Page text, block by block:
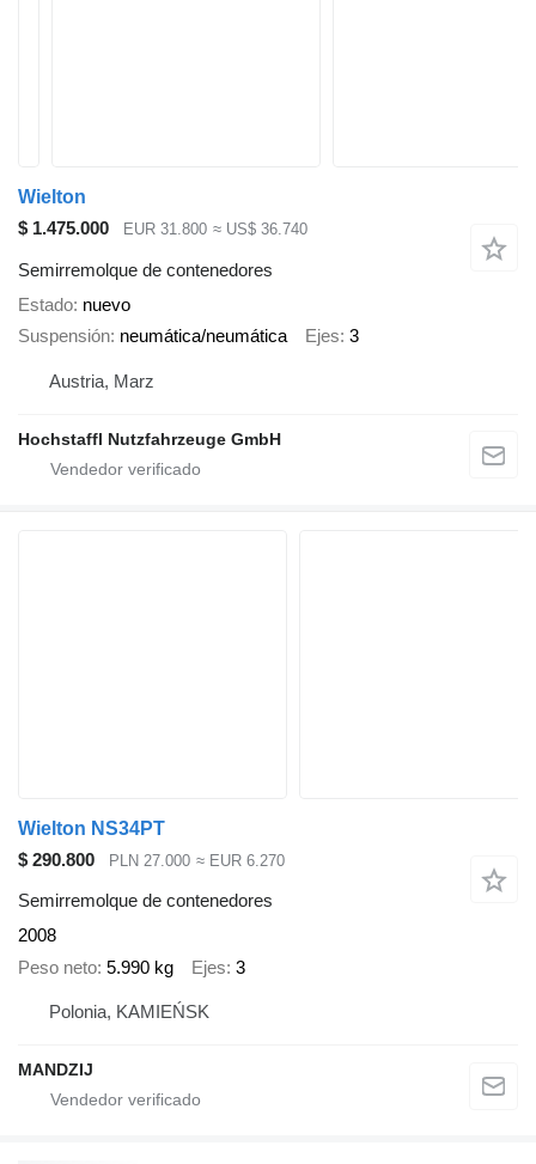
Wielton
$ 1.475.000
EUR 31.800 ≈ US$ 36.740
Semirremolque de contenedores
Estado nuevo
Suspensión neumática/neumática Ejes 3
Austria, Marz
Hochstaffl Nutzfahrzeuge GmbH
Wielton NS34PT
$ 290.800
PLN 27.000 ≈ EUR 6.270
Semirremolque de contenedores
2008
Peso neto 5.990 kg Ejes 3
Polonia, KAMIEŃSK
MANDZIJ